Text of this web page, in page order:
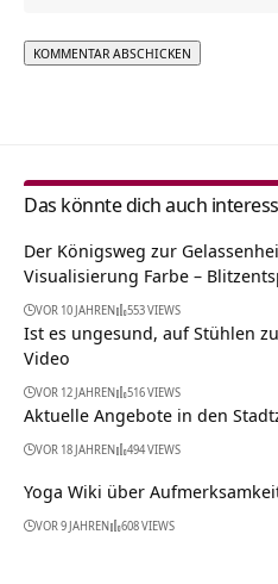
Das könnte dich auch
Der Königsweg zur
Visualisierung Farbe –
VOR 10 JAHREN 553 VIEWS
Ist es ungesund, auf Stühlen
Video
VOR 12 JAHREN 516 VIEWS
Aktuelle Angebote in den
VOR 18 JAHREN 494 VIEWS
Yoga Wiki über
VOR 9 JAHREN 608 VIEWS